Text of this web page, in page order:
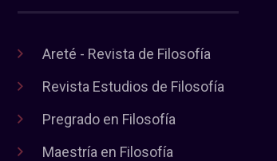
Areté - Revista de Filosofía
Revista Estudios de Filosofía
Pregrado en Filosofía
Maestría en Filosofía